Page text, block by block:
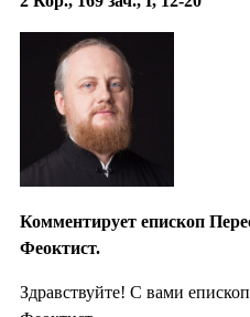
Комментирует епископ
Феоктист.
Здравствуйте! С вами